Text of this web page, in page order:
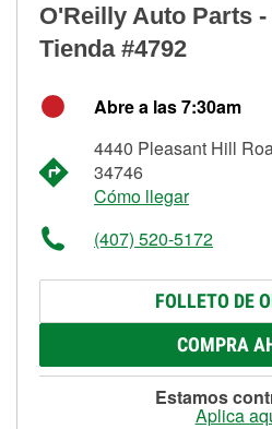
O'Reilly Auto Parts
Tienda #4792
Abre a las 7:30am
4440 Pleasant Hill
34746
Cómo llegar
(407) 520-5172
FOLLETO DE
COMPRA
Estamos
Aplica